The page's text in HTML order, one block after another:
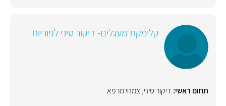
קליניקת מעגלים- דיקור סיני לפוריות
תחום ראשי: דיקור סיני, צמחי מרפא